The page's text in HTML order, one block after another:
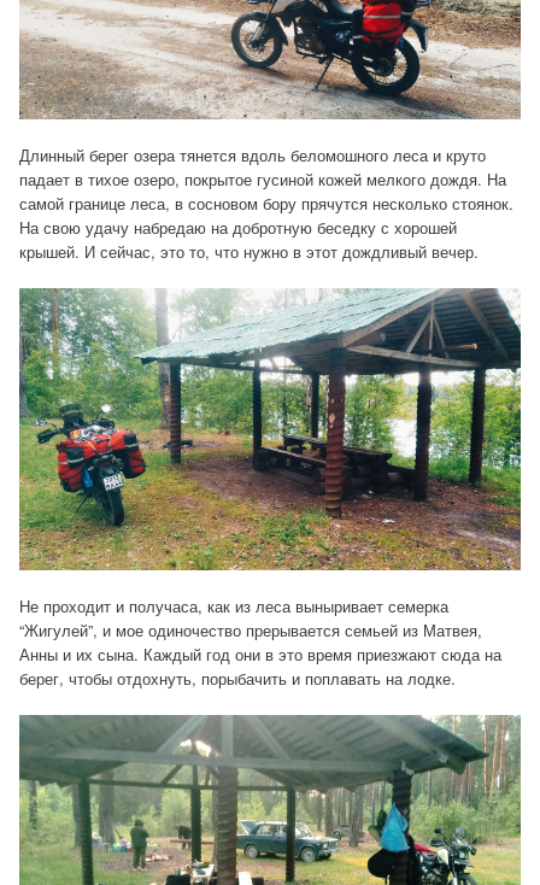
Длинный берег озера тянется вдоль беломошного леса и круто
падает в тихое озеро, покрытое гусиной кожей мелкого дождя. На
самой границе леса, в сосновом бору прячутся несколько стоянок.
На свою удачу набредаю на добротную беседку с хорошей
крышей. И сейчас, это то, что нужно в этот дождливый вечер.
Не проходит и получаса, как из леса выныривает семерка
“Жигулей”, и мое одиночество прерывается семьей из Матвея,
Анны и их сына. Каждый год они в это время приезжают сюда на
берег, чтобы отдохнуть, порыбачить и поплавать на лодке.